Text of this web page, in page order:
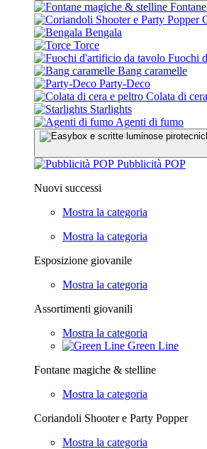
Bengala
Torce
Fuochi
Bang caramelle
Party-Deco
Colata di
Starlights
Agenti di fumo
Pubblicità POP
Nuovi successi
Mostra la categoria
Mostra la categoria
Esposizione giovanile
Mostra la categoria
Assortimenti giovanili
Mostra la categoria
Green Line
Fontane magiche & stelline
Mostra la categoria
Coriandoli Shooter e Party Popper
Mostra la categoria